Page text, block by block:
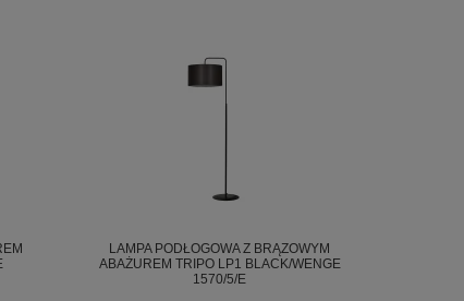
LAMPA PODŁOGOWA Z BRĄZOWYM
ABAŻUREM TRIPO LP1 BLACK/WENGE
1570/5/E